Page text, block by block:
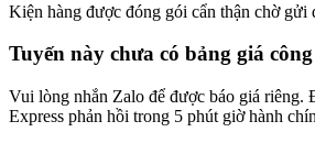
Kiện hàng được đóng gói cẩn thận chờ gửi
Tuyến này chưa có bảng giá
Vui lòng nhắn Zalo để được báo giá riêng.
Express phản hồi trong 5 phút giờ hành